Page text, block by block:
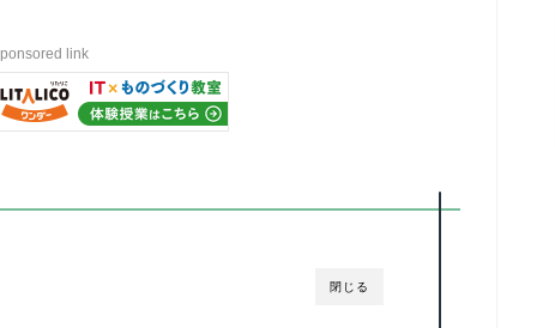
link
閉じる